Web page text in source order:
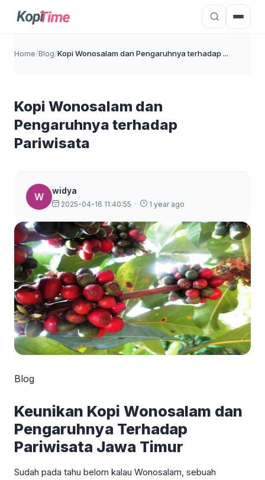
Home/Blog/Kopi Wonosalam dan Pengaruhnya terhadap ...
Kopi Wonosalam dan
Pengaruhnya terhadap
Pariwisata
W
widya
2025-04-16 11:40:55 · 1 year ago
Blog
Keunikan Kopi Wonosalam dan
Pengaruhnya Terhadap
Pariwisata Jawa Timur
Sudah pada tahu belom kalau Wonosalam, sebuah